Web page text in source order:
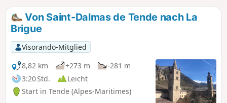
m
Von Saint-Dalmas de Tende nach La
Brigue
Visorando-Mitglied
8,82 km
+273 m
-281 m
3:20 Std.
Leicht
Start in Tende (Alpes-Maritimes)